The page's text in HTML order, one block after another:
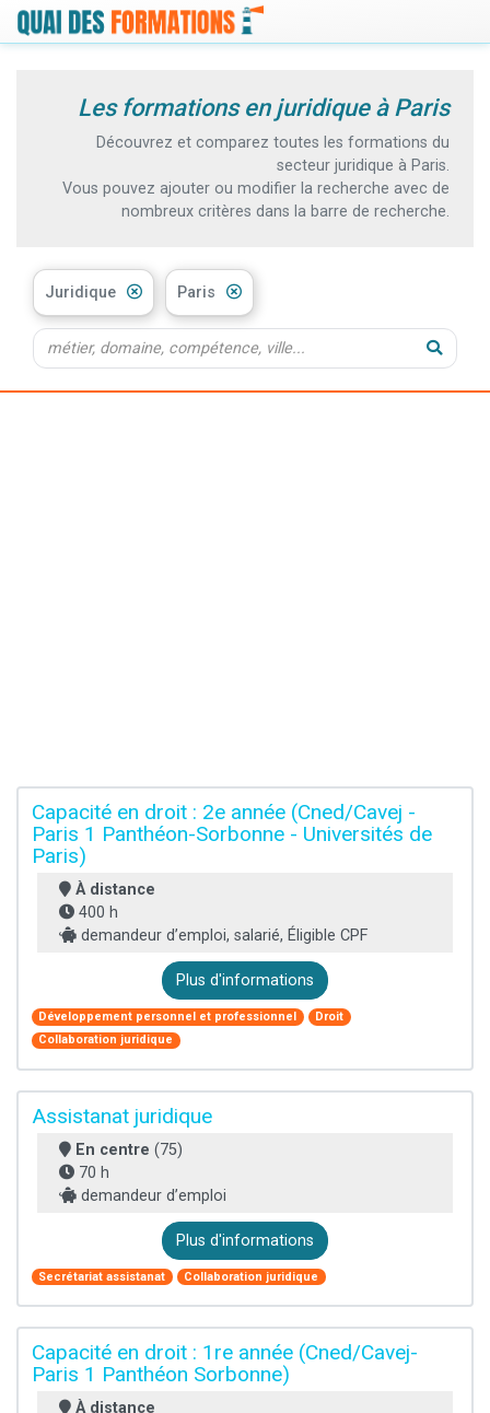
Les formations en juridique à Paris
Découvrez et comparez toutes les formations du
secteur juridique à Paris.
Vous pouvez ajouter ou modifier la recherche avec de
nombreux critères dans la barre de recherche.
Juridique Paris
Capacité en droit : 2e année (Cned/Cavej -
Paris 1 Panthéon-Sorbonne - Universités de
Paris)
À distance
400 h
demandeur d’emploi, salarié, Éligible CPF
Plus d'informations
Développement personnel et professionnel
Droit
Collaboration juridique
Assistanat juridique
En centre (75)
70 h
demandeur d’emploi
Plus d'informations
Secrétariat assistanat Collaboration juridique
Capacité en droit : 1re année (Cned/Cavej-
Paris 1 Panthéon Sorbonne)
À distance